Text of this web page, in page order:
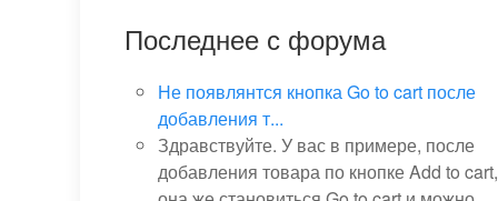
Последнее с форума
Не появлянтся кнопка Go to cart после
добавления т...
Здравствуйте. У вас в примере, после
добавления товара по кнопке Add to cart,